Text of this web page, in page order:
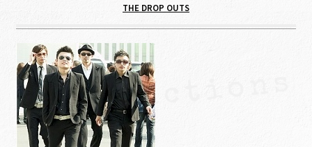
THE DROP OUTS